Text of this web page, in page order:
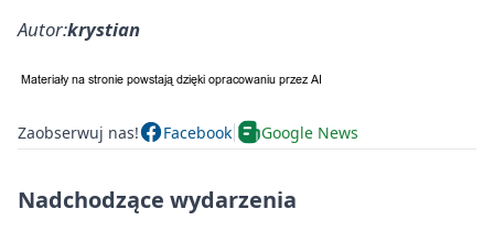
Autor:krystian
Zaobserwuj nas! Facebook Google News
Nadchodzące wydarzenia